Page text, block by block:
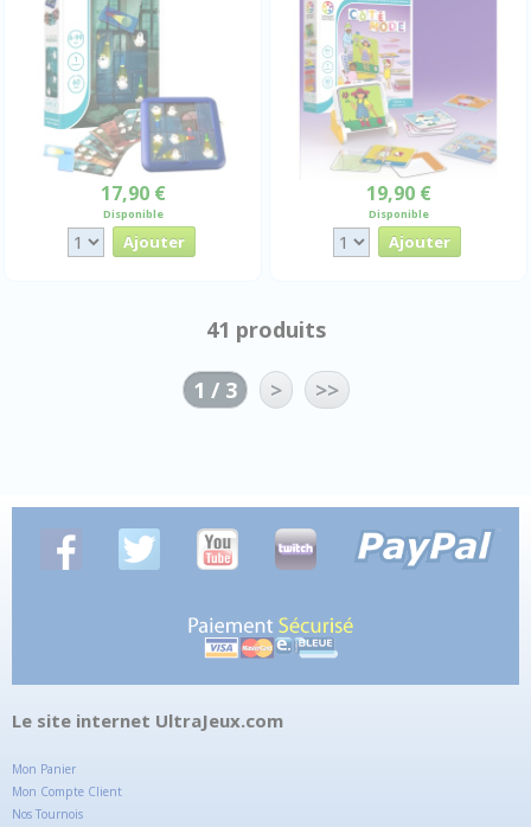
17,90 €
Disponible
19,90 €
Disponible
41 produits
1 / 3 > >>
Le site internet UltraJeux.com
Mon Panier
Mon Compte Client
Nos Tournois